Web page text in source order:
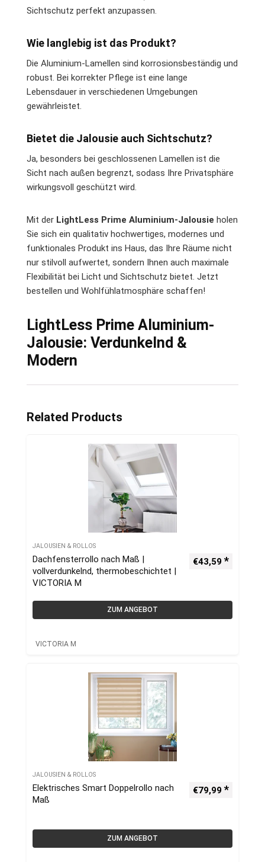
Sichtschutz perfekt anzupassen.
Wie langlebig ist das Produkt?
Die Aluminium-Lamellen sind korrosionsbeständig und
robust. Bei korrekter Pflege ist eine lange
Lebensdauer in verschiedenen Umgebungen
gewährleistet.
Bietet die Jalousie auch Sichtschutz?
Ja, besonders bei geschlossenen Lamellen ist die
Sicht nach außen begrenzt, sodass Ihre Privatsphäre
wirkungsvoll geschützt wird.
Mit der LightLess Prime Aluminium-Jalousie holen
Sie sich ein qualitativ hochwertiges, modernes und
funktionales Produkt ins Haus, das Ihre Räume nicht
nur stilvoll aufwertet, sondern Ihnen auch maximale
Flexibilität bei Licht und Sichtschutz bietet. Jetzt
bestellen und Wohlfühlatmosphäre schaffen!
LightLess Prime Aluminium-
Jalousie: Verdunkelnd &
Modern
Related Products
JALOUSIEN & ROLLOS
Dachfensterrollo nach Maß |
vollverdunkelnd, thermobeschichtet |
VICTORIA M
€43,59
ZUM ANGEBOT
VICTORIA M
JALOUSIEN & ROLLOS
Elektrisches Smart Doppelrollo nach
Maß
€79,99
ZUM ANGEBOT